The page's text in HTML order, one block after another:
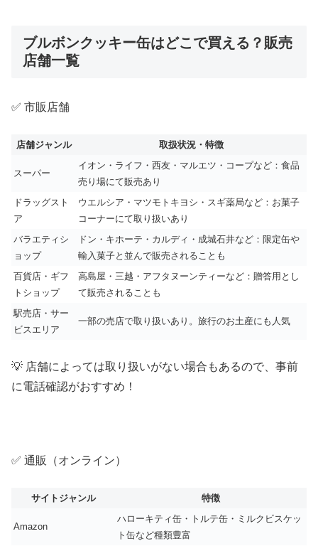
ブルボンクッキー缶はどこで買える？販売
店舗一覧
✅ 市販店舗
店舗ジャンル 取扱状況・特徴
スーパー
イオン・ライフ・西友・マルエツ・コープなど：食品
売り場にて販売あり
ドラッグスト
ア
ウエルシア・マツモトキヨシ・スギ薬局など：お菓子
コーナーにて取り扱いあり
バラエティシ
ョップ
ドン・キホーテ・カルディ・成城石井など：限定缶や
輸入菓子と並んで販売されることも
百貨店・ギフ
トショップ
高島屋・三越・アフタヌーンティーなど：贈答用とし
て販売されることも
駅売店・サー
ビスエリア
一部の売店で取り扱いあり。旅行のお土産にも人気
💡 店舗によっては取り扱いがない場合もあるので、事前
に電話確認がおすすめ！
✅ 通販（オンライン）
サイトジャンル 特徴
Amazon
ハローキティ缶・トルテ缶・ミルクビスケッ
ト缶など種類豊富